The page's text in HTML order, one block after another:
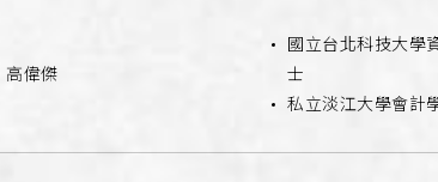
高偉傑
國立台北科技大學
士
私立淡江大學會計